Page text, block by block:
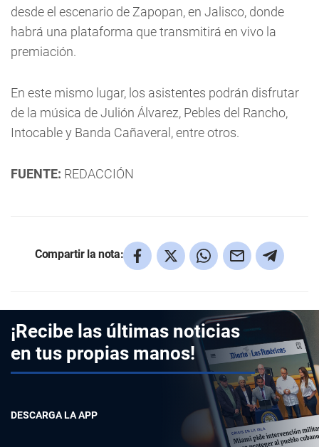
desde el escenario de Zapopan, en Jalisco, donde
habrá una plataforma que transmitirá en vivo la
premiación.
En este mismo lugar, los asistentes podrán disfrutar
de la música de Julión Álvarez, Pebles del Rancho,
Intocable y Banda Cañaveral, entre otros.
FUENTE: REDACCIÓN
Compartir la nota:
¡Recibe las últimas noticias
en tus propias manos!
DESCARGA LA APP